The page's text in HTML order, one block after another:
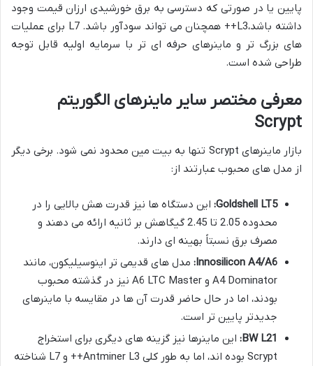
پایین یا در صورتی که دسترسی به برق خورشیدی ارزان قیمت وجود
داشته باشد،L3++ همچنان می تواند سودآور باشد. L7 برای عملیات
های بزرگ تر و ماینرهای حرفه ای تر با سرمایه اولیه قابل توجه
طراحی شده است.
معرفی مختصر سایر ماینرهای الگوریتم
Scrypt
بازار ماینرهای Scrypt تنها به بیت مین محدود نمی شود. برخی دیگر
از مدل های محبوب عبارتند از:
Goldshell LT5: این دستگاه ها نیز قدرت هش بالایی را در
محدوده 2.05 تا 2.45 گیگاهش بر ثانیه ارائه می دهند و
مصرف برق نسبتاً بهینه ای دارند.
Innosilicon A4/A6: مدل های قدیمی تر اینوسیلیکون، مانند
A4 Dominator و A6 LTC Master نیز در گذشته محبوب
بودند، اما در حال حاضر قدرت آن ها در مقایسه با ماینرهای
جدیدتر پایین تر است.
BW L21: این ماینرها نیز گزینه های دیگری برای استخراج
Scrypt بوده اند، اما به طور کلی Antminer L3++ و L7 شناخته